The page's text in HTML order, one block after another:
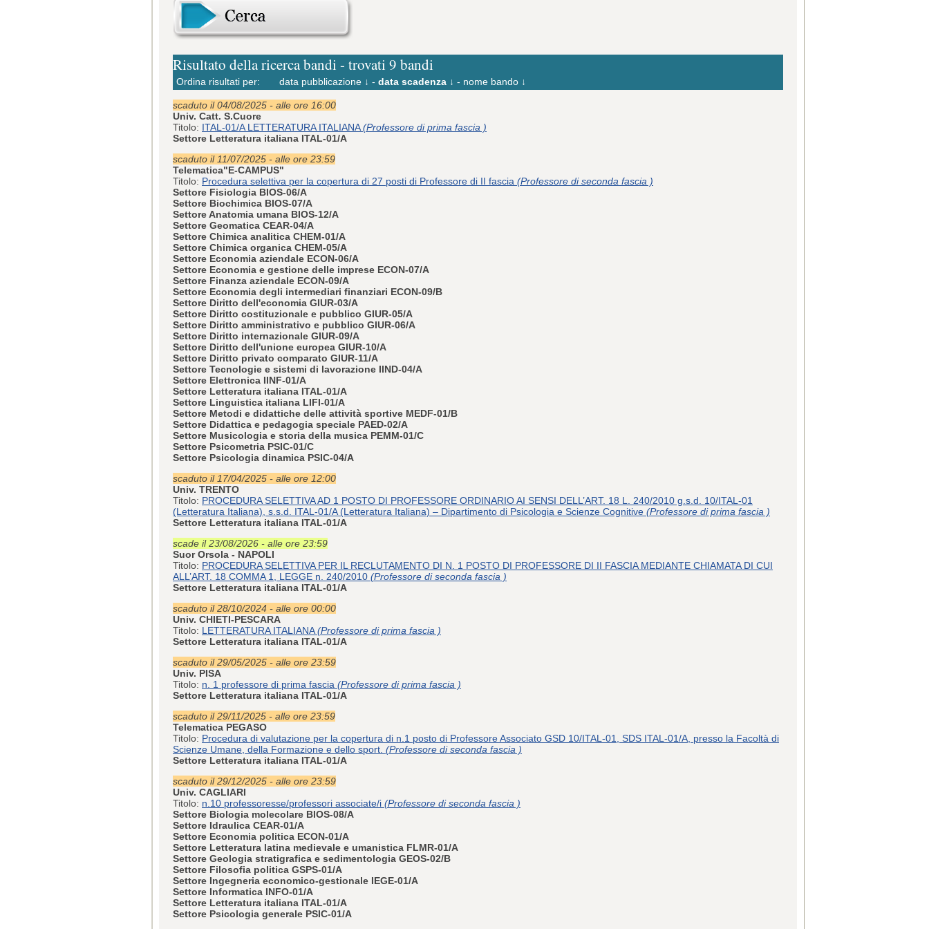
Risultato della ricerca bandi - trovati 9 bandi
Ordina risultati per: data pubblicazione ↓ - data scadenza ↓ - nome bando ↓
scaduto il 04/08/2025 - alle ore 16:00
Univ. Catt. S.Cuore
Titolo: ITAL-01/A LETTERATURA ITALIANA(Professore di prima fascia )
Settore Letteratura italiana ITAL-01/A
scaduto il 11/07/2025 - alle ore 23:59
Telematica"E-CAMPUS"
Titolo: Procedura selettiva per la copertura di 27 posti di Professore di II fascia (Professore di seconda fascia )
Settore Fisiologia BIOS-06/A
Settore Biochimica BIOS-07/A
Settore Anatomia umana BIOS-12/A
Settore Geomatica CEAR-04/A
Settore Chimica analitica CHEM-01/A
Settore Chimica organica CHEM-05/A
Settore Economia aziendale ECON-06/A
Settore Economia e gestione delle imprese ECON-07/A
Settore Finanza aziendale ECON-09/A
Settore Economia degli intermediari finanziari ECON-09/B
Settore Diritto dell'economia GIUR-03/A
Settore Diritto costituzionale e pubblico GIUR-05/A
Settore Diritto amministrativo e pubblico GIUR-06/A
Settore Diritto internazionale GIUR-09/A
Settore Diritto dell'unione europea GIUR-10/A
Settore Diritto privato comparato GIUR-11/A
Settore Tecnologie e sistemi di lavorazione IIND-04/A
Settore Elettronica IINF-01/A
Settore Letteratura italiana ITAL-01/A
Settore Linguistica italiana LIFI-01/A
Settore Metodi e didattiche delle attività sportive MEDF-01/B
Settore Didattica e pedagogia speciale PAED-02/A
Settore Musicologia e storia della musica PEMM-01/C
Settore Psicometria PSIC-01/C
Settore Psicologia dinamica PSIC-04/A
scaduto il 17/04/2025 - alle ore 12:00
Univ. TRENTO
Titolo: PROCEDURA SELETTIVA AD 1 POSTO DI PROFESSORE ORDINARIO AI SENSI DELL’ART. 18 L. 240/2010 g.s.d. 10/ITAL-01
(Letteratura Italiana), s.s.d. ITAL-01/A (Letteratura Italiana) – Dipartimento di Psicologia e Scienze Cognitive (Professore di prima fascia )
Settore Letteratura italiana ITAL-01/A
scade il 23/08/2026 - alle ore 23:59
Suor Orsola - NAPOLI
Titolo: PROCEDURA SELETTIVA PER IL RECLUTAMENTO DI N. 1 POSTO DI PROFESSORE DI II FASCIA MEDIANTE CHIAMATA DI CUI
ALL’ART. 18 COMMA 1, LEGGE n. 240/2010 (Professore di seconda fascia )
Settore Letteratura italiana ITAL-01/A
scaduto il 28/10/2024 - alle ore 00:00
Univ. CHIETI-PESCARA
Titolo: LETTERATURA ITALIANA(Professore di prima fascia )
Settore Letteratura italiana ITAL-01/A
scaduto il 29/05/2025 - alle ore 23:59
Univ. PISA
Titolo: n. 1 professore di prima fascia (Professore di prima fascia )
Settore Letteratura italiana ITAL-01/A
scaduto il 29/11/2025 - alle ore 23:59
Telematica PEGASO
Titolo: Procedura di valutazione per la copertura di n.1 posto di Professore Associato GSD 10/ITAL-01, SDS ITAL-01/A, presso la Facoltà di
Scienze Umane, della Formazione e dello sport. (Professore di seconda fascia )
Settore Letteratura italiana ITAL-01/A
scaduto il 29/12/2025 - alle ore 23:59
Univ. CAGLIARI
Titolo: n.10 professoresse/professori associate/i (Professore di seconda fascia )
Settore Biologia molecolare BIOS-08/A
Settore Idraulica CEAR-01/A
Settore Economia politica ECON-01/A
Settore Letteratura latina medievale e umanistica FLMR-01/A
Settore Geologia stratigrafica e sedimentologia GEOS-02/B
Settore Filosofia politica GSPS-01/A
Settore Ingegneria economico-gestionale IEGE-01/A
Settore Informatica INFO-01/A
Settore Letteratura italiana ITAL-01/A
Settore Psicologia generale PSIC-01/A